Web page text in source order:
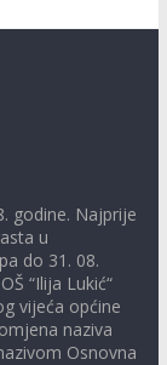
godine. Najprije
u
do 31. 08.
“Ilija Lukić“
vijeća općine
naziva
Osnovna